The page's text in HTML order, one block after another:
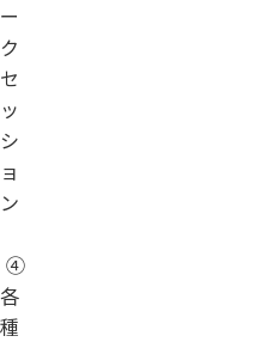
ー
ク
セ
ッ
シ
ョ
ン
④
各
種